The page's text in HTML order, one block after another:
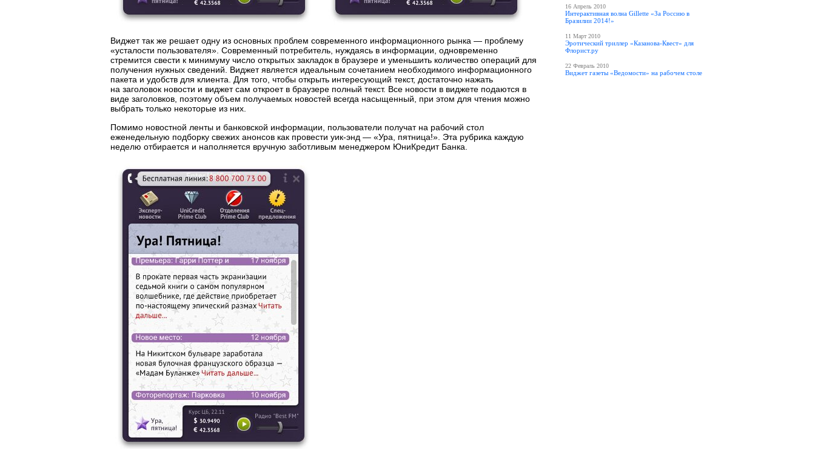
Виджет так же решает одну из основных проблем современного информационного рынка — проблему
«усталости пользователя». Современный потребитель, нуждаясь в информации, одновременно
стремится свести к минимуму число открытых закладок в браузере и уменьшить количество операций для
получения нужных сведений. Виджет является идеальным сочетанием необходимого информационного
пакета и удобств для клиента. Для того, чтобы открыть интересующий текст, достаточно нажать
на заголовок новости и виджет сам откроет в браузере полный текст. Все новости в виджете подаются в
виде заголовков, поэтому объем получаемых новостей всегда насыщенный, при этом для чтения можно
выбрать только некоторые из них.
Помимо новостной ленты и банковской информации, пользователи получат на рабочий стол
еженедельную подборку свежих анонсов как провести уик-энд — «Ура, пятница!». Эта рубрика каждую
неделю отбирается и наполняется вручную заботливым менеджером ЮниКредит Банка.
16 Апрель 2010
Интерактивная волна Gillette «За Россию в
Бразилии 2014!»
11 Март 2010
Эротический триллер «Казанова-Квест» для
Флорист.ру
22 Февраль 2010
Виджет газеты «Ведомости» на рабочем столе